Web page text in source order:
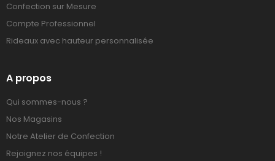
Confection sur Mesure
Compte Professionnel
Rideaux avec hauteur personnalisée
A propos
Qui sommes-nous ?
Nos Magasins
Notre Atelier de Confection
Rejoignez nos équipes !